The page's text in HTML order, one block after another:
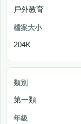
戶外教育
204K
第一類